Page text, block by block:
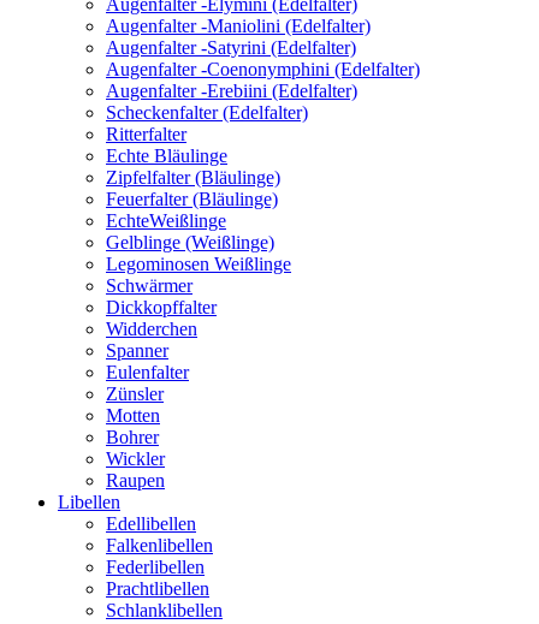
Augenfalter -Elymini (Edelfalter)
Augenfalter -Maniolini (Edelfalter)
Augenfalter -Satyrini (Edelfalter)
Augenfalter -Coenonymphini (Edelfalter)
Augenfalter -Erebiini (Edelfalter)
Scheckenfalter (Edelfalter)
Ritterfalter
Echte Bläulinge
Zipfelfalter (Bläulinge)
Feuerfalter (Bläulinge)
EchteWeißlinge
Gelblinge (Weißlinge)
Legominosen Weißlinge
Schwärmer
Dickkopffalter
Widderchen
Spanner
Eulenfalter
Zünsler
Motten
Bohrer
Wickler
Raupen
Libellen
Edellibellen
Falkenlibellen
Federlibellen
Prachtlibellen
Schlanklibellen